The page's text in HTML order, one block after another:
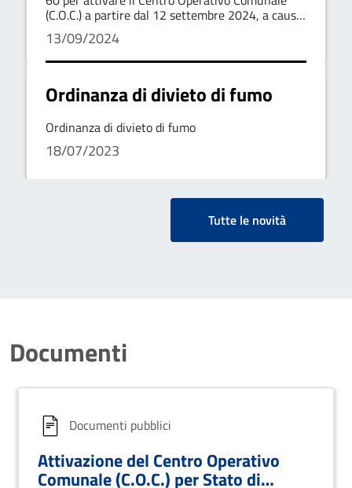
(C.O.C.) a partire dal 12 settembre 2024, a causa
dello stato di emergenza idrica dichiarato per la
persistente siccità.
13/09/2024
Ordinanza di divieto di fumo
Ordinanza di divieto di fumo
18/07/2023
Tutte le novità
Documenti
Documenti pubblici
Attivazione del Centro Operativo
Comunale (C.O.C.) per Stato di